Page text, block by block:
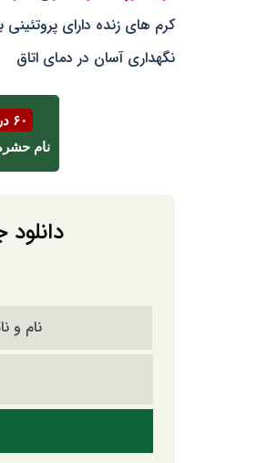
کرم های زنده دارای پروتئینی
نگهداری آسان در دمای اتاق
۶۰ درصد تخفیف تکرار نشدنی اسفند ⌛
نام حشره مورد نظر +